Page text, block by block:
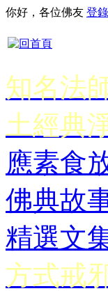
你好，各位佛友 登錄
知名法
土經典
應素食
佛典故
精選文
方式戒